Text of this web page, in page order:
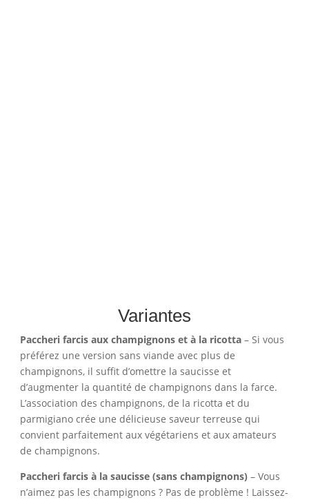
Variantes
Paccheri farcis aux champignons et à la ricotta– Si vous
préférez une version sans viande avec plus de
champignons, il suffit d’omettre la saucisse et
d’augmenter la quantité de champignons dans la farce.
L’association des champignons, de la ricotta et du
parmigiano crée une délicieuse saveur terreuse qui
convient parfaitement aux végétariens et aux amateurs
de champignons.
Paccheri farcis à la saucisse (sans champignons) – Vous
n’aimez pas les champignons ? Pas de problème ! Laissez-